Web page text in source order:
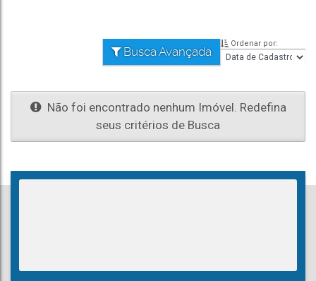
Busca Avançada
Ordenar por:
Não foi encontrado nenhum Imóvel. Redefina
seus critérios de Busca